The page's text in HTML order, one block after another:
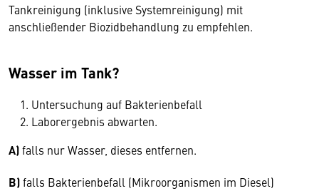
Tankreinigung (inklusive Systemreinigung) mit
anschließender Biozidbehandlung zu empfehlen.
Wasser im Tank?
Untersuchung auf Bakterienbefall
Laborergebnis abwarten.
A)falls nur Wasser, dieses entfernen.
B)falls Bakterienbefall (Mikroorganismen im Diesel)